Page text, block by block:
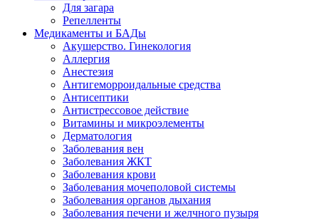
Для загара
Репелленты
Медикаменты и БАДы
Акушерство. Гинекология
Аллергия
Анестезия
Антигеморроидальные средства
Антисептики
Антистрессовое действие
Витамины и микроэлементы
Дерматология
Заболевания вен
Заболевания ЖКТ
Заболевания крови
Заболевания мочеполовой системы
Заболевания органов дыхания
Заболевания печени и желчного пузыря